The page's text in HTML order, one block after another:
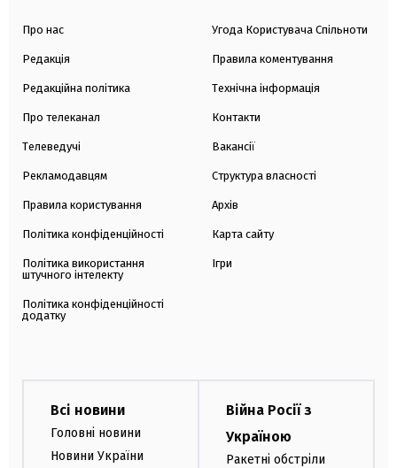
Про нас
Редакція
Редакційна політика
Про телеканал
Телеведучі
Рекламодавцям
Правила користування
Політика конфіденційності
Політика використання
штучного інтелекту
Політика конфіденційності
додатку
Угода Користувача Спільноти
Правила коментування
Технічна інформація
Контакти
Вакансії
Структура власності
Архів
Карта сайту
Ігри
Всі новини
Головні новини
Новини України
Війна Росії з
Україною
Ракетні обстріли